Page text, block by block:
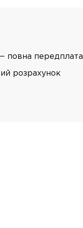
повна передплата
розрахунок